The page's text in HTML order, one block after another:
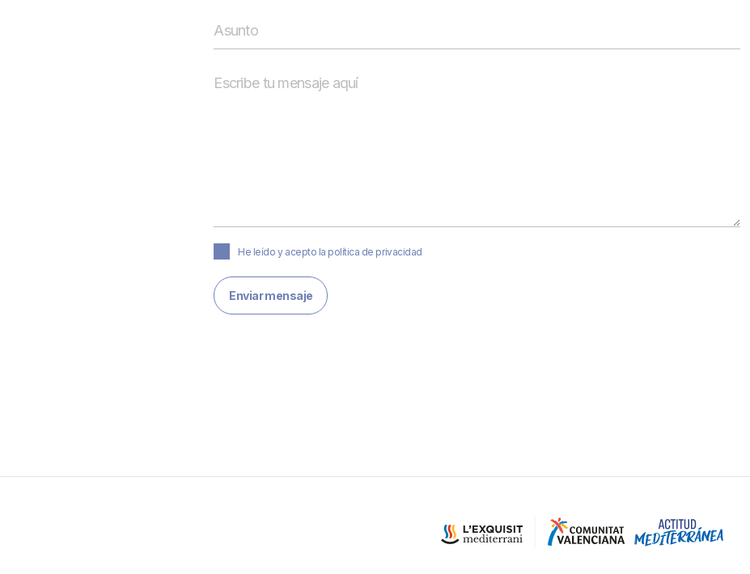
He leído y acepto la política de privacidad
Enviar mensaje